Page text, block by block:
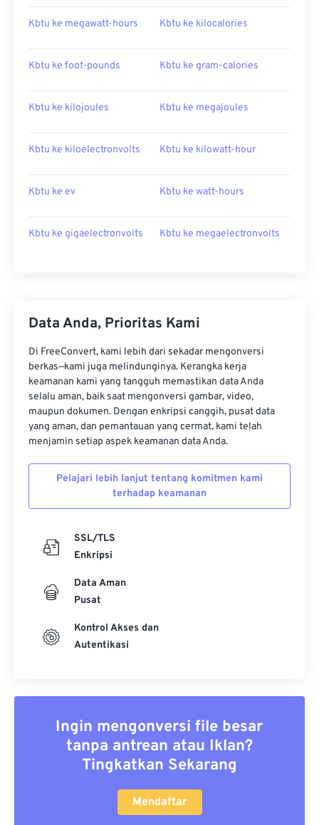
Kbtu ke megawatt-hours Kbtu ke kilocalories
Kbtu ke foot-pounds Kbtu ke gram-calories
Kbtu ke kilojoules Kbtu ke megajoules
Kbtu ke kiloelectronvolts Kbtu ke kilowatt-hour
Kbtu ke ev Kbtu ke watt-hours
Kbtu ke gigaelectronvolts Kbtu ke megaelectronvolts
Data Anda, Prioritas Kami
Di FreeConvert, kami lebih dari sekadar mengonversi
berkas—kami juga melindunginya. Kerangka kerja
keamanan kami yang tangguh memastikan data Anda
selalu aman, baik saat mengonversi gambar, video,
maupun dokumen. Dengan enkripsi canggih, pusat data
yang aman, dan pemantauan yang cermat, kami telah
menjamin setiap aspek keamanan data Anda.
Pelajari lebih lanjut tentang komitmen kami
terhadap keamanan
SSL/TLS
Enkripsi
Data Aman
Pusat
Kontrol Akses dan
Autentikasi
Ingin mengonversi file besar
tanpa antrean atau Iklan?
Tingkatkan Sekarang
Mendaftar